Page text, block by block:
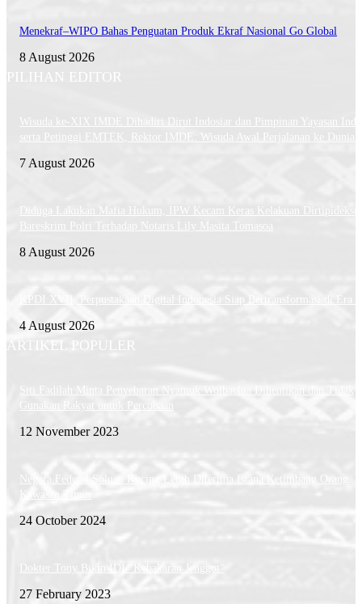
Menekraf–WIPO Bahas Penguatan Produk Ekraf Nasional Go Global
8 August 2026
PILIHAN EDITOR
Wisuda ke-XIX IMDE Dihadiri Dirut Indosiar dan Pimpinan Yayasan
serta Petinggi EMTEK, Rektor IMDE: Wisuda Awal Perjalanan ke Dunia
7 August 2026
Diduga Lakukan Mafia Hukum, IPW Kecam Keras Kelakuan
Bareskrim Polri Terhadap Notaris Lily Masita Tomasoa
8 August 2026
KPDI XVII, Perpustakaan Digital Indonesia Siap Bertransformasi di Era
4 August 2026
ARTIKEL POPULER
Siti Fadilah Minta Penyebaran Nyamuk Wolbachia Dihentikan dan Tidak
Gunakan Rakyat untuk Percobaan
12 November 2023
Negara Federal Solusi: Kucing Lebih Diterima Istana Ketimbang Orang
Kawasan Timur
24 October 2024
Dokter Tony Bikin IDI “Kebakaran Jenggot”
27 February 2023